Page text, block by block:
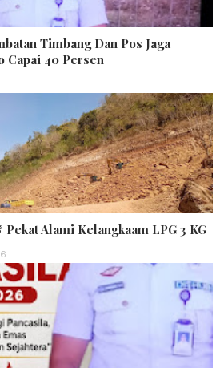
Timbang Dan Pos Jaga
Capai 40 Persen
Alami Kelangkaam LPG 3 KG